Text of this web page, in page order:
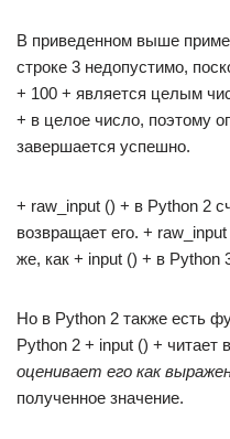
В приведенном выше
строке 3 недопустимо,
+ 100 + является целым
+ в целое число, поэтому
завершается успешно.
+ raw_input () + в Python 2
возвращает его. +
же, как + input () + в Python
Но в Python 2 также есть
Python 2 + input () + читает
оценивает его как
полученное значение.